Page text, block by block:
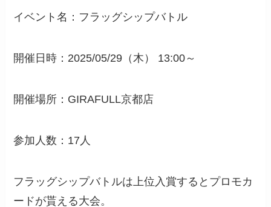
イベント名：フラッグシップバトル
開催日時：2025/05/29（木） 13:00～
開催場所：GIRAFULL京都店
参加人数：17人
フラッグシップバトルは上位入賞するとプロモカ
ードが貰える大会。